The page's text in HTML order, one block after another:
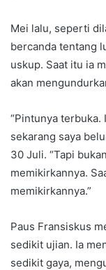
Mei lalu, seperti
bercanda tentang
uskup. Saat itu ia
akan
“Pintunya terbuka.
sekarang saya
30 Juli. “Tapi
memikirkannya.
memikirkannya.”
Paus Fransiskus
sedikit ujian. Ia
sedikit gaya,